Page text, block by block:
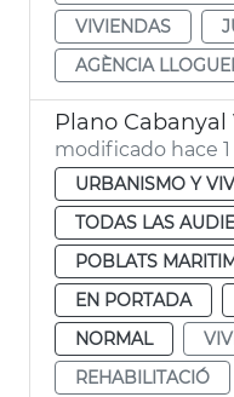
VIVIENDAS
AGÈNCIA
modificado hace
URBANISMO Y
TODAS LAS
POBLATS
EN PORTADA
NORMAL
REHABILITACIÓ